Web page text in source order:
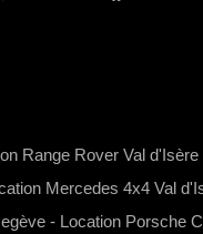
W
a
p
p
I
g
r
a
Y
b
e
F
o
o
k
Range Rover Val d'Isère
Mercedes 4x4 Val
- Location Porsche